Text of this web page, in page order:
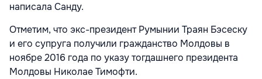
написала Санду.
Отметим, что экс-президент Румынии Траян Бэсеску
и его супруга получили гражданство Молдовы в
ноябре 2016 года по указу тогдашнего президента
Молдовы Николае Тимофти.